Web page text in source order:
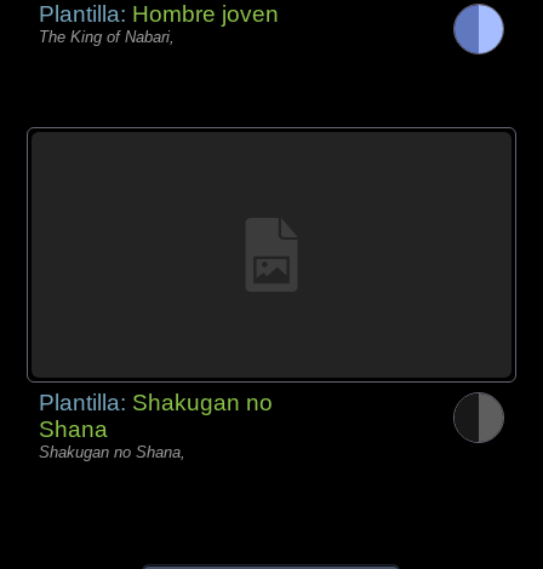
Plantilla: Hombre joven
The King of Nabari,
Plantilla: Shakugan no
Shana
Shakugan no Shana,